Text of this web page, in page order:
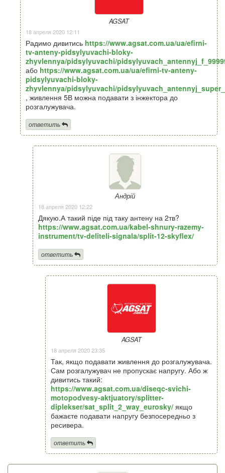
AGSAT
18 апреля 2020 12:11
Радимо дивитись https://www.agsat.com.ua/ua/efirni-
tv-anteny-pidsylyuvachi-bloky-
zhyvlennya/pidsylyuvachi/
або https://www.agsat.com.ua/ua/efirni-tv-anteny-
pidsylyuvachi-bloky-
zhyvlennya/pidsylyuvachi/
, живлення 5В можна подавати з інжектора до
розгалужувача.
ответить
Андрій
18 апреля 2020 12:22
Дякую.А такий піде під таку антену на 2тв?
https://www.agsat.com.ua/kabel-shnury-razemy-
instrument/tv-deliteli-signala/split-12-skyflex/
ответить
AGSAT
18 апреля 2020 23:35
Так, якщо подавати живлення до розгалужувача.
Сам розгалужувач не пропускає напругу. Або ж
дивитись такий:
https://www.agsat.com.ua/diseqc-svichi-
motopodvesy-aktjuatory/splitter-
diplekser/sat_split_2_way_eurosky/ якщо
бажаєте подавати напругу безпосередньо з
ресивера.
ответить